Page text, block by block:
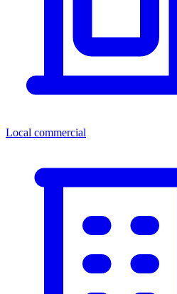
Local commercial